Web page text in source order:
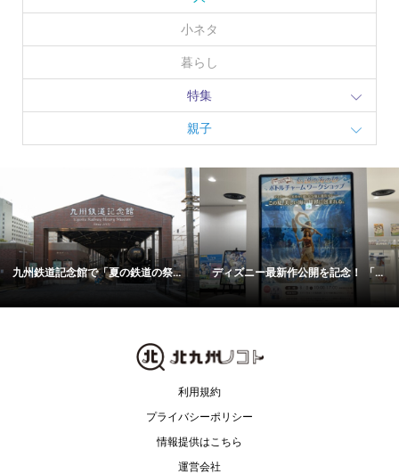
小ネタ
暮らし
特集
親子
九州鉄道記念館で「夏の鉄道の祭... ディズニー最新作公開を記念！ 「...
利用規約
プライバシーポリシー
情報提供はこちら
運営会社